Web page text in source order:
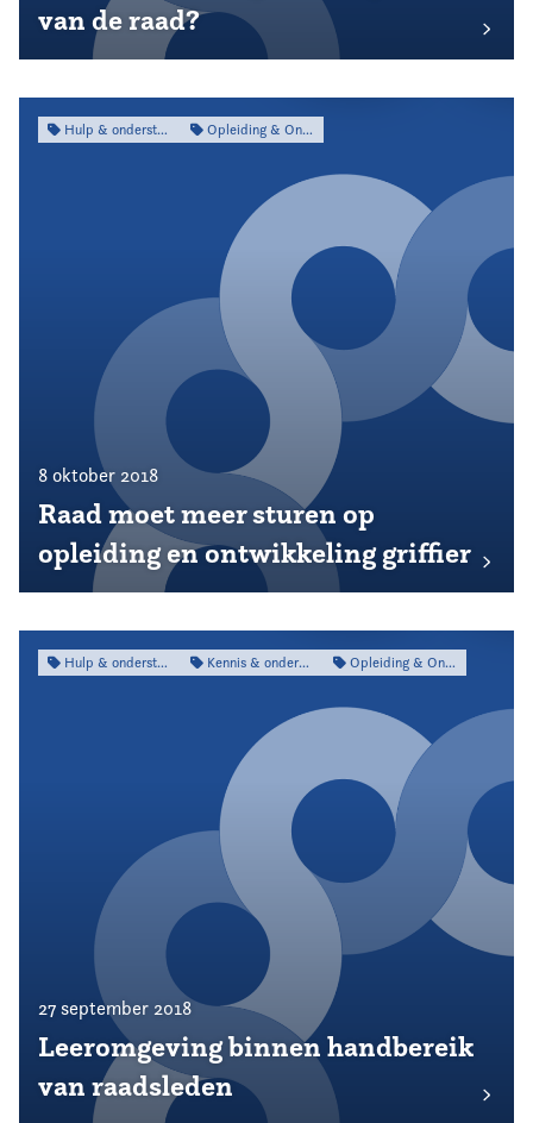
van de raad?
Hulp & ondersteuning Opleiding & Ontwikkeling
8 oktober 2018
Raad moet meer sturen op
opleiding en ontwikkeling griffier
Hulp & ondersteuning Kennis & onderzoek Opleiding & Ontwikkeling
27 september 2018
Leeromgeving binnen handbereik
van raadsleden